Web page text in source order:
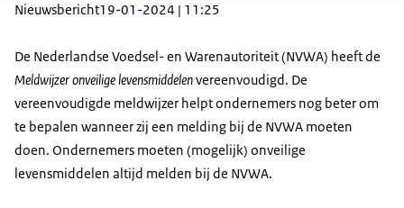
Nieuwsbericht19-01-2024 | 11:25
De Nederlandse Voedsel- en Warenautoriteit (NVWA) heeft de
Meldwijzer onveilige levensmiddelenvereenvoudigd. De
vereenvoudigde meldwijzer helpt ondernemers nog beter om
te bepalen wanneer zij een melding bij de NVWA moeten
doen. Ondernemers moeten (mogelijk) onveilige
levensmiddelen altijd melden bij de NVWA.